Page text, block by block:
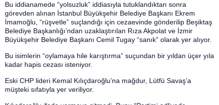
Bu iddianamede “yolsuzluk” iddiasıyla tutuklandıktan sonra
görevden alınan İstanbul Büyükşehir Belediye Başkanı Ekrem
İmamoğlu, “rüşvetle” suçlandığı için cezaevinde gönderilip Beşiktaş
Belediye Başkanlığı’ndan uzaklaştırılan Rıza Akpolat ve İzmir
Büyükşehir Belediye Başkanı Cemil Tugay “sanık” olarak yer alıyor.
Bu isimlerin “oylamaya hile karıştırma” suçundan bir yıldan üçer yıla
kadar hapis cezası isteniyor.
Eski CHP lideri Kemal Kılıçdaroğlu’na mağdur, Lütfü Savaş’a
müşteki sıfatıyla yer veriliyor.